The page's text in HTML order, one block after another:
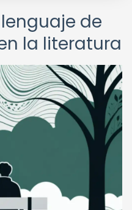
de
la literatura